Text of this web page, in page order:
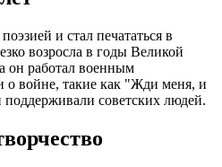
и стал печататься в
возросла в годы Великой
он работал военным
о войне, такие как "Жди меня, и
советских людей.